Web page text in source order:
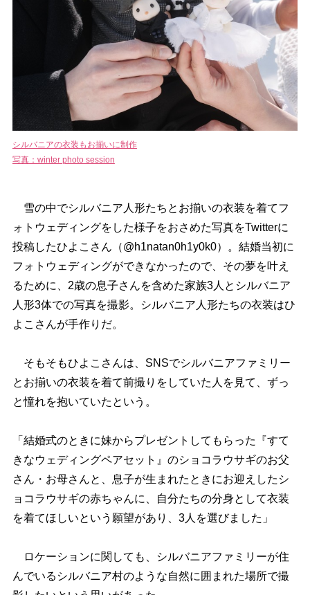
シルバニアの衣装もお揃いに制作
写真：winter photo session
雪の中でシルバニア人形たちとお揃いの衣装を着てフ
ォトウェディングをした様子をおさめた写真をTwitterに
投稿したひよこさん（@h1natan0h1y0k0）。結婚当初に
フォトウェディングができなかったので、その夢を叶え
るために、2歳の息子さんを含めた家族3人とシルバニア
人形3体での写真を撮影。シルバニア人形たちの衣装はひ
よこさんが手作りだ。
そもそもひよこさんは、SNSでシルバニアファミリー
とお揃いの衣装を着て前撮りをしていた人を見て、ずっ
と憧れを抱いていたという。
「結婚式のときに妹からプレゼントしてもらった『すて
きなウェディングペアセット』のショコラウサギのお父
さん・お母さんと、息子が生まれたときにお迎えしたシ
ョコラウサギの赤ちゃんに、自分たちの分身として衣装
を着てほしいという願望があり、3人を選びました」
ロケーションに関しても、シルバニアファミリーが住
んでいるシルバニア村のような自然に囲まれた場所で撮